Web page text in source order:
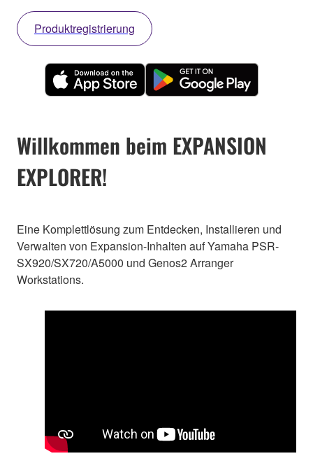
Produktregistrierung
Willkommen beim EXPANSION
EXPLORER!
Eine Komplettlösung zum Entdecken, Installieren und
Verwalten von Expansion-Inhalten auf Yamaha PSR-
SX920/SX720/A5000 und Genos2 Arranger
Workstations.